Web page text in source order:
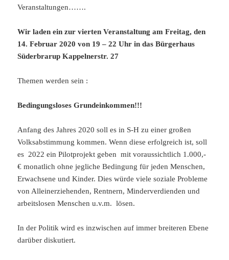
Veranstaltungen…….
Wir laden ein zur vierten Veranstaltung am Freitag, den
14. Februar 2020 von 19 – 22 Uhr in das Bürgerhaus
Süderbrarup Kappelnerstr. 27
Themen werden sein :
Bedingungsloses Grundeinkommen!!!
Anfang des Jahres 2020 soll es in S-H zu einer großen
Volksabstimmung kommen. Wenn diese erfolgreich ist, soll
es 2022 ein Pilotprojekt geben mit voraussichtlich 1.000,-
€ monatlich ohne jegliche Bedingung für jeden Menschen,
Erwachsene und Kinder. Dies würde viele soziale Probleme
von Alleinerziehenden, Rentnern, Minderverdienden und
arbeitslosen Menschen u.v.m. lösen.
In der Politik wird es inzwischen auf immer breiteren Ebene
darüber diskutiert.